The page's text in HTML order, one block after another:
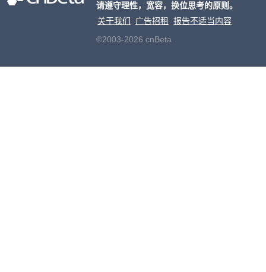
请遵守理性，宽容，换位思考的原则。
关于我们
广告招租
报告不适当内容
©2003-2026 cnBeta